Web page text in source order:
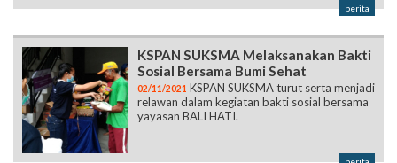
berita
KSPAN SUKSMA Melaksanakan Bakti
Sosial Bersama Bumi Sehat
02/11/2021 KSPAN SUKSMA turut serta menjadi
relawan dalam kegiatan bakti sosial bersama
yayasan BALI HATI.